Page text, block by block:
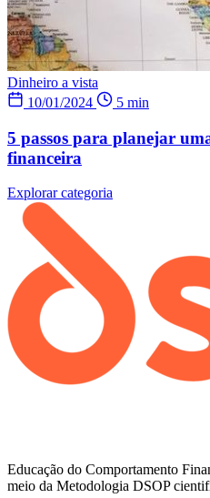
Dinheiro a vista
10/01/2024
5 min
5 passos para planejar
financeira
Explorar categoria
Educação do Comportamento
meio da Metodologia DSOP